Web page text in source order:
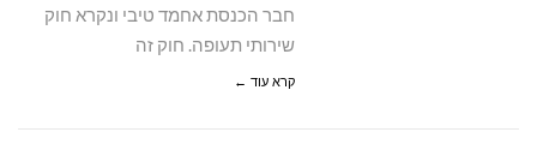
חבר הכנסת אחמד טיבי ונקרא חוק
שירותי תעופה. חוק זה
קרא עוד ←